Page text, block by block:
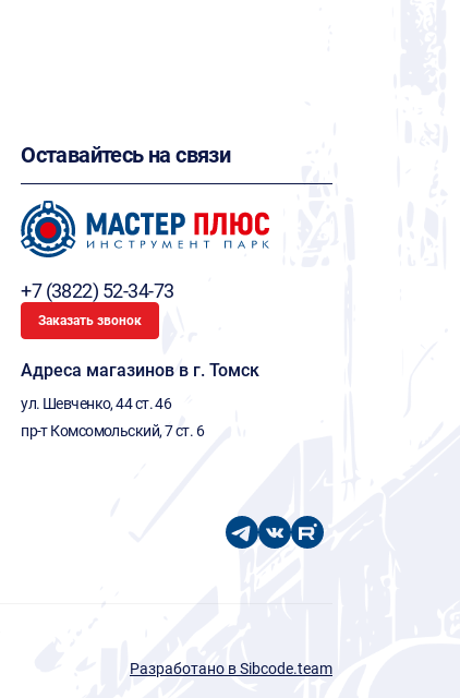
Оставайтесь на связи
+7 (3822) 52-34-73
Заказать звонок
Адреса магазинов в г. Томск
ул. Шевченко, 44 ст. 46
пр-т Комсомольский, 7 ст. 6
Разработано в Sibcode.team